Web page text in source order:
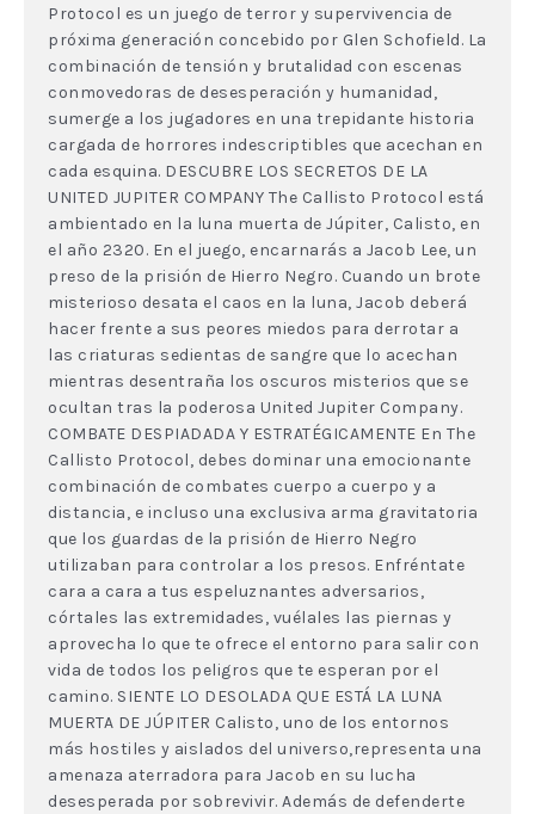
Protocol es un juego de terror y supervivencia de
próxima generación concebido por Glen Schofield. La
combinación de tensión y brutalidad con escenas
conmovedoras de desesperación y humanidad,
sumerge a los jugadores en una trepidante historia
cargada de horrores indescriptibles que acechan en
cada esquina. DESCUBRE LOS SECRETOS DE LA
UNITED JUPITER COMPANY The Callisto Protocol está
ambientado en la luna muerta de Júpiter, Calisto, en
el año 2320. En el juego, encarnarás a Jacob Lee, un
preso de la prisión de Hierro Negro. Cuando un brote
misterioso desata el caos en la luna, Jacob deberá
hacer frente a sus peores miedos para derrotar a
las criaturas sedientas de sangre que lo acechan
mientras desentraña los oscuros misterios que se
ocultan tras la poderosa United Jupiter Company.
COMBATE DESPIADADA Y ESTRATÉGICAMENTE En The
Callisto Protocol, debes dominar una emocionante
combinación de combates cuerpo a cuerpo y a
distancia, e incluso una exclusiva arma gravitatoria
que los guardas de la prisión de Hierro Negro
utilizaban para controlar a los presos. Enfréntate
cara a cara a tus espeluznantes adversarios,
córtales las extremidades, vuélales las piernas y
aprovecha lo que te ofrece el entorno para salir con
vida de todos los peligros que te esperan por el
camino. SIENTE LO DESOLADA QUE ESTÁ LA LUNA
MUERTA DE JÚPITER Calisto, uno de los entornos
más hostiles y aislados del universo,representa una
amenaza aterradora para Jacob en su lucha
desesperada por sobrevivir. Además de defenderte